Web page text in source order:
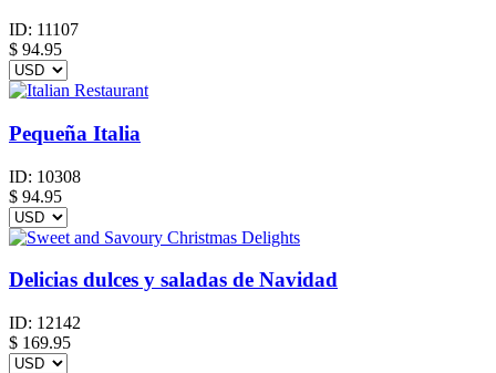
ID: 11107
$ 94.95
Pequeña Italia
ID: 10308
$ 94.95
Delicias dulces y saladas de Navidad
ID: 12142
$ 169.95